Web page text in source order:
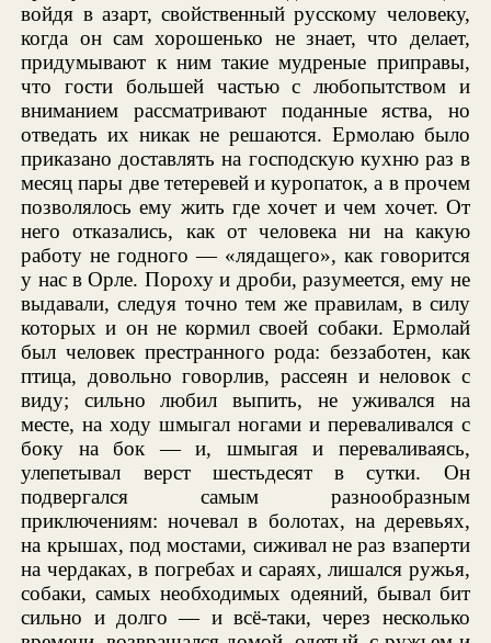
войдя в азарт, свойственный русскому человеку,
когда он сам хорошенько не знает, что делает,
придумывают к ним такие мудреные приправы,
что гости большей частью с любопытством и
вниманием рассматривают поданные яства, но
отведать их никак не решаются. Ермолаю было
приказано доставлять на господскую кухню раз в
месяц пары две тетеревей и куропаток, а в прочем
позволялось ему жить где хочет и чем хочет. От
него отказались, как от человека ни на какую
работу не годного — «лядащего», как говорится
у нас в Орле. Пороху и дроби, разумеется, ему не
выдавали, следуя точно тем же правилам, в силу
которых и он не кормил своей собаки. Ермолай
был человек престранного рода: беззаботен, как
птица, довольно говорлив, рассеян и неловок с
виду; сильно любил выпить, не уживался на
месте, на ходу шмыгал ногами и переваливался с
боку на бок — и, шмыгая и переваливаясь,
улепетывал верст шестьдесят в сутки. Он
подвергался самым разнообразным
приключениям: ночевал в болотах, на деревьях,
на крышах, под мостами, сиживал не раз взаперти
на чердаках, в погребах и сараях, лишался ружья,
собаки, самых необходимых одеяний, бывал бит
сильно и долго — и всё-таки, через несколько